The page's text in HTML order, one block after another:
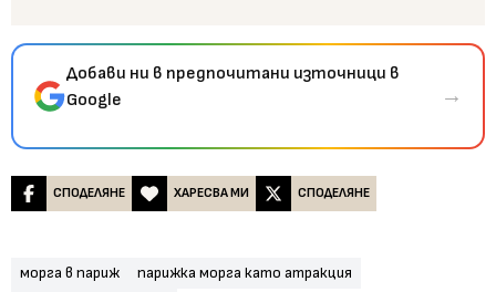
Добави ни в предпочитани източници в
Google
→
СПОДЕЛЯНЕ ХАРЕСВА МИ СПОДЕЛЯНЕ
морга в париж
парижка морга като атракция